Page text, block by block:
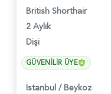
British Shorthair
2 Aylık
Dişi
GÜVENILIR ÜYE
İstanbul / Beykoz